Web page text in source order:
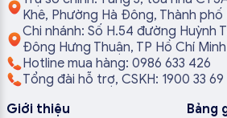
Khê, Phường Hà Đông, Thành phố
Chi nhánh: Số H.54 đường Huỳnh
Đông Hưng Thuận, TP Hồ Chí Minh
Hotline mua hàng: 0986 633 426
Tổng đài hỗ trợ, CSKH: 1900 33 69
Giới thiệu
Bảng